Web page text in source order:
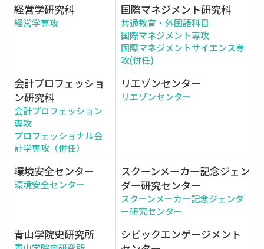
経営学研究科
経営学専攻
国際マネジメント研究科
共通教育・外国語科目
国際マネジメント専攻
国際マネジメントサイエンス専
攻(併任)
会計プロフェッショ
ン研究科
会計プロフェッション
専攻
プロフェッショナル会
計学専攻（併任）
リエゾンセンター
リエゾンセンター
環境安全センター
環境安全センター
スクーンメーカー記念ジェン
ダー研究センター
スクーンメーカー記念ジェンダ
ー研究センター
青山学院史研究所
シビックエンゲージメント